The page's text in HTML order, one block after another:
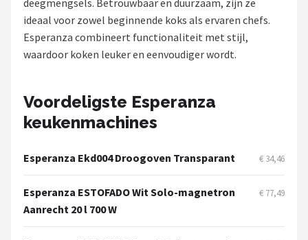
Kenwood
Moulinex
Magimix
Braun
Bardi
Bartscher
deegmengsels. Betrouwbaar en duurzaam, zijn ze
ideaal voor zowel beginnende koks als ervaren chefs.
Esperanza combineert functionaliteit met stijl,
waardoor koken leuker en eenvoudiger wordt.
Voordeligste Esperanza
keukenmachines
Esperanza Ekd004 Droogoven Transparant € 34,46
Esperanza ESTOFADO Wit Solo-magnetron
Aanrecht 20 l 700 W
€ 77,49